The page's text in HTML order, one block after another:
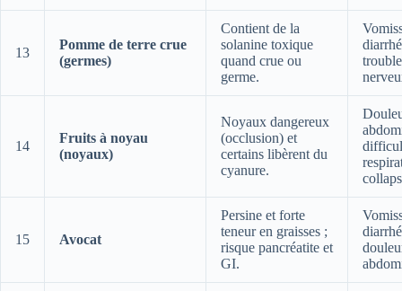
13
Pomme de terre crue
(germes)
Contient de la
solanine toxique
quand crue ou
germe.
14
Fruits à noyau
(noyaux)
Noyaux dangereux
(occlusion) et
certains libèrent du
cyanure.
15 Avocat
Persine et forte
teneur en graisses ;
risque pancréatite et
GI.